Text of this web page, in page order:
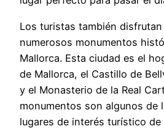
Los turistas también
numerosos monumentos
Mallorca. Esta ciudad es el
de Mallorca, el Castillo de
y el Monasterio de la Real
monumentos son algunos de
lugares de interés turístico de